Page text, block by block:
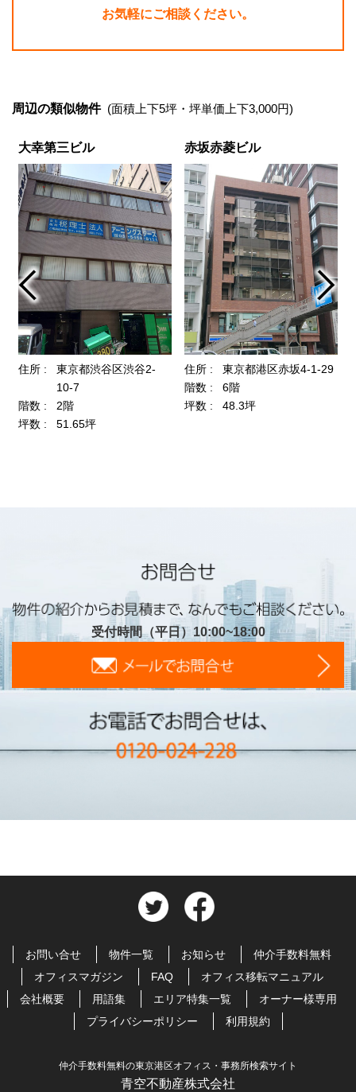
お気軽にご相談ください。
周辺の類似物件 (面積上下5坪・坪単価上下3,000円)
受付時間（平日）10:00~18:00
お問い合せ 物件一覧 お知らせ
仲介手数料無料
オフィスマガジン
FAQ
オフィス移転マニュアル
会社概要
用語集 エリア特集一覧
オーナー様専用
プライバシーポリシー
利用規約
仲介手数料無料の東京港区オフィス・事務所検索サイト
青空不動産株式会社